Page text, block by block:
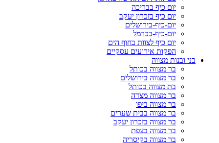
יום כיף בבריכה
יום כיף בזכרון יעקב
יום-כיף-בירושלים
יום-כיף-בכרמל
יום כיף לצוות בחוף הים
הפקות אירועים עסקיים
בני ובנות מצווה
בר מצווה בכותל
בר מצווה בירושלים
בת מצווה בכותל
בר מצווה מצדה
בר מצווה ביפו
בר מצווה בבית שערים
בר מצווה בזכרון יעקב
בר מצווה בצפת
בר מצווה בקיסריה